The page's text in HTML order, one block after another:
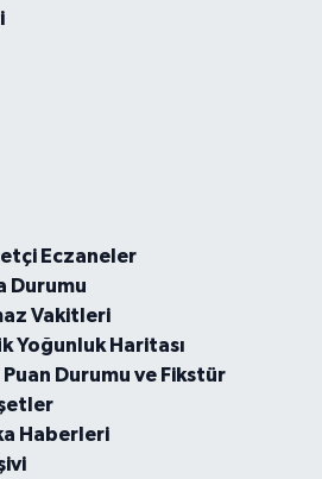
Eczaneler
Durumu
Vakitleri
Yoğunluk Haritası
Durumu ve Fikstür
Haberleri